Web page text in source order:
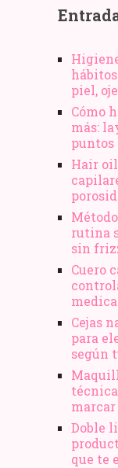
piel,
Cómo
más:
puntos
Hair
rutina
sin
Cuero
Cejas
para
según
Doble
que te